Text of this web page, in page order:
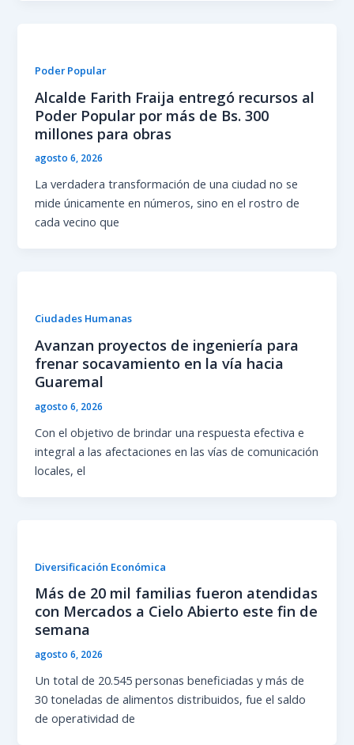
Poder Popular
Alcalde Farith Fraija entregó recursos al
Poder Popular por más de Bs. 300
millones para obras
agosto 6, 2026
La verdadera transformación de una ciudad no se
mide únicamente en números, sino en el rostro de
cada vecino que
Ciudades Humanas
Avanzan proyectos de ingeniería para
frenar socavamiento en la vía hacia
Guaremal
agosto 6, 2026
Con el objetivo de brindar una respuesta efectiva e
integral a las afectaciones en las vías de comunicación
locales, el
Diversificación Económica
Más de 20 mil familias fueron atendidas
con Mercados a Cielo Abierto este fin de
semana
agosto 6, 2026
Un total de 20.545 personas beneficiadas y más de
30 toneladas de alimentos distribuidos, fue el saldo
de operatividad de